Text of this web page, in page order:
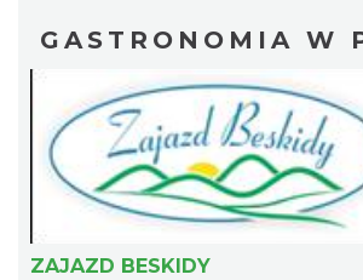
GASTRONOMIA W
ZAJAZD BESKIDY